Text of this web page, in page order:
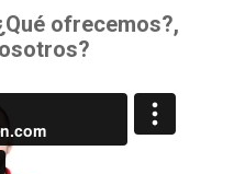
ofrecemos?,